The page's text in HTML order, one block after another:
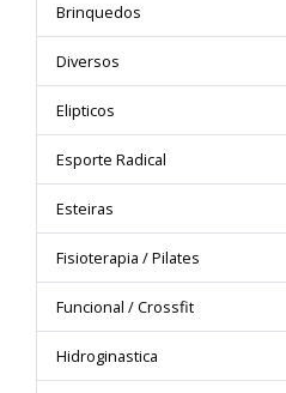
Brinquedos
Diversos
Elipticos
Esporte Radical
Esteiras
Fisioterapia / Pilates
Funcional / Crossfit
Hidroginastica